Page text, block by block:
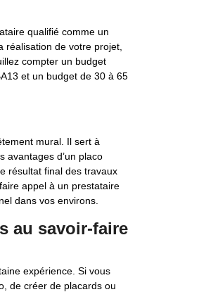
qualifié comme un
réalisation de votre projet,
compter un budget
et un budget de 30 à 65
mural. Il sert à
avantages d’un placo
résultat final des travaux
appel à un prestataire
dans vos environs.
au savoir-faire
expérience. Si vous
de créer de placards ou